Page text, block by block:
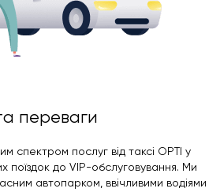
переваги
спектром послуг від таксі OPTI у
поїздок до VIP-обслуговування. Ми
автопарком, ввічливими водіями